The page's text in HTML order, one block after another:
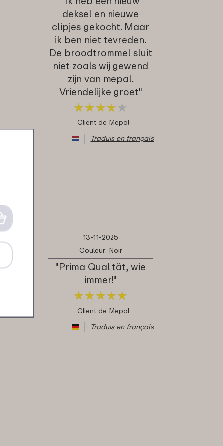
deksel en nieuwe
clipjes gekocht. Maar
ik ben niet tevreden.
De broodtrommel sluit
niet zoals wij gewend
zijn van mepal.
Vriendelijke groet"
★★★★ ★
★★★★ ★
Client de Mepal
Traduis en français
13-11-2025
Couleur: Noir
"Prima Qualität, wie
immer!"
★★★★★
★★★★★
Client de Mepal
Traduis en français